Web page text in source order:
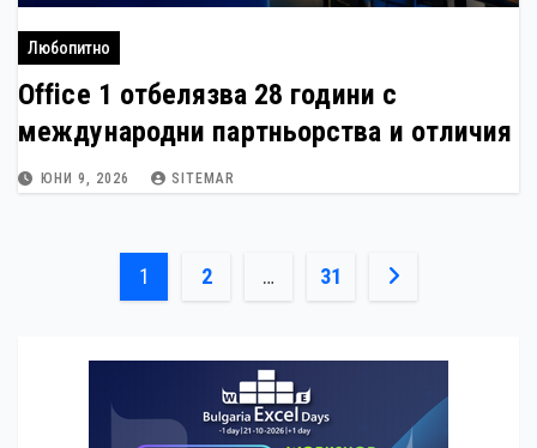
Любопитно
Office 1 отбелязва 28 години с
международни партньорства и отличия
ЮНИ 9, 2026 SITEMAR
Разделяне
публикациите
на
1 2 … 31